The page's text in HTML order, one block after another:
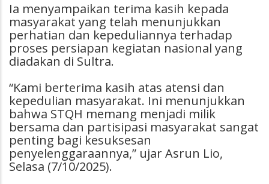
Ia menyampaikan terima kasih kepada
masyarakat yang telah menunjukkan
perhatian dan kepeduliannya terhadap
proses persiapan kegiatan nasional yang
diadakan di Sultra.
“Kami berterima kasih atas atensi dan
kepedulian masyarakat. Ini menunjukkan
bahwa STQH memang menjadi milik
bersama dan partisipasi masyarakat sangat
penting bagi kesuksesan
penyelenggaraannya,” ujar Asrun Lio,
Selasa (7/10/2025).